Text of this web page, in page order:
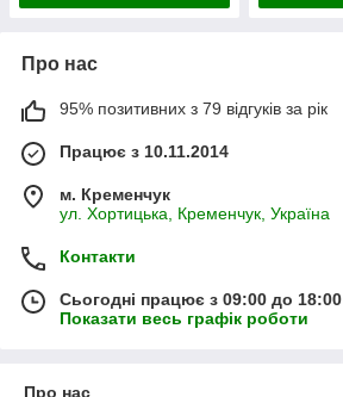
Про нас
95% позитивних з 79 відгуків за рік
Працює з 10.11.2014
м. Кременчук
ул. Хортицька, Кременчук, Україна
Контакти
Сьогодні працює з 09:00 до 18:00
Показати весь графік роботи
Про нас